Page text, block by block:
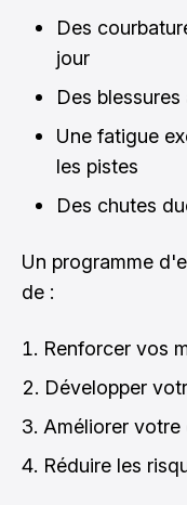
Des
jour
Des
Une fatigue
les pistes
Des chutes
Un programme
de :
Renforcer vos
Développer
Améliorer
Réduire les